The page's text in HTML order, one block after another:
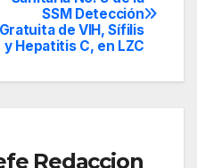
SSM Detección
Gratuita de VIH, Sífilis
y Hepatitis C, en LZC
Redaccion